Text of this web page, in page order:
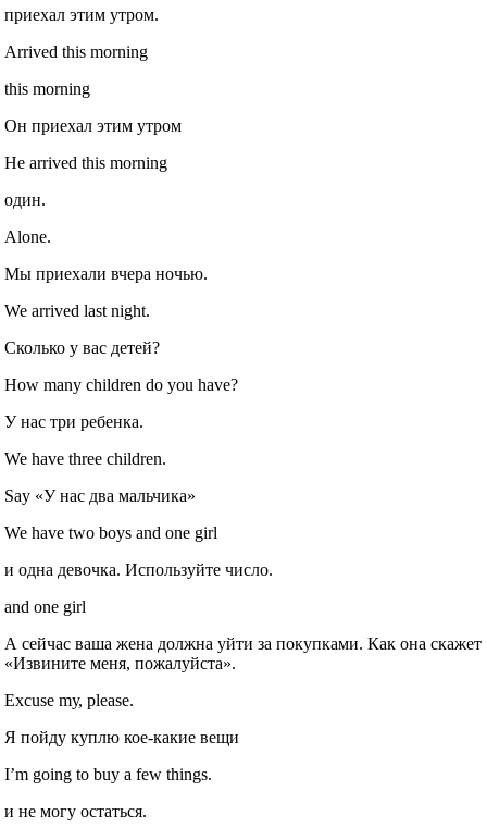
приехал этим утром.
Arrived this morning
this morning
Он приехал этим утром
He arrived this morning
один.
Alone.
Мы приехали вчера ночью.
We arrived last night.
Сколько у вас детей?
How many children do you have?
У нас три ребенка.
We have three children.
Say «У нас два мальчика»
We have two boys and one girl
и одна девочка. Используйте число.
and one girl
А сейчас ваша жена должна уйти за покупками. Как она скажет
«Извините меня, пожалуйста».
Excuse mу, please.
Я пойду куплю кое-какие вещи
I’m going to buy a few things.
и не могу остаться.